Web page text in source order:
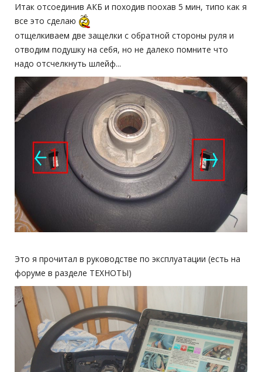
Итак отсоединив АКБ и походив поохав 5 мин, типо как я
все это сделаю
отщелкиваем две защелки с обратной стороны руля и
отводим подушку на себя, но не далеко помните что
надо отсчелкнуть шлейф...
Это я прочитал в руководстве по эксплуатации (есть на
форуме в разделе ТЕХНОТЫ)